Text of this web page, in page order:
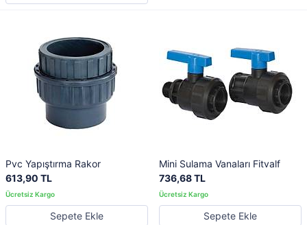
Pvc Yapıştırma Rakor
613,90 TL
Sepete Ekle
Mini Sulama Vanaları Fitvalf
736,68 TL
Sepete Ekle